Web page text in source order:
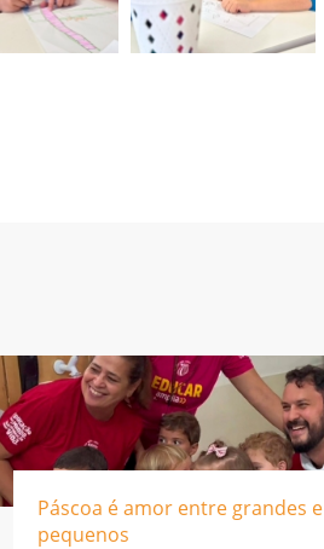
Páscoa é amor entre grandes e
pequenos